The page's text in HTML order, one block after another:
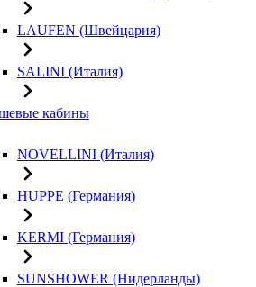
LAUFEN (Швейцария)
SALINI (Италия)
кабины
NOVELLINI (Италия)
HUPPE (Германия)
KERMI (Германия)
SUNSHOWER (Нидерланды)